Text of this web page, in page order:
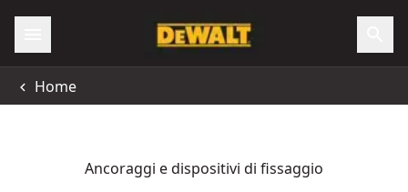
Home
Ancoraggi e dispositivi di fissaggio